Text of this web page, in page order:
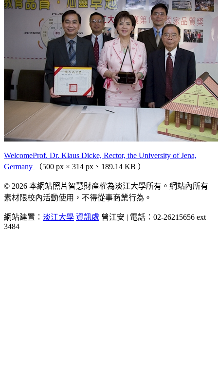
WelcomeProf. Dr. Klaus Dicke, Rector, the University of Jena,
Germany
（500 px × 314 px、189.14 KB ）
© 2026 本網站照片智慧財產權為淡江大學所有。網站內所有
素材限校內活動使用，不得從事商業行為。
網站建置： 淡江大學 資訊處 曾江安 | 電話：02-26215656 ext
3484